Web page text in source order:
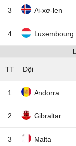
3 Ai-xơ-len
4 Luxembourg
TT Đội
1 Andorra
2 Gibraltar
3 Malta